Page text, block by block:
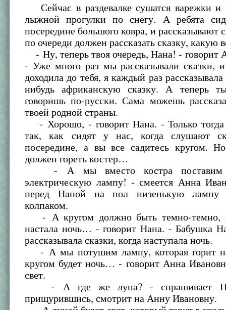
Сейчас в раздевалке сушатся варежки и
лыжной прогулки по снегу. А ребята
посередине большого ковра, и рассказывают
по очереди должен рассказать сказку, какую
- Ну, теперь твоя очередь, Нана! - говорит
- Уже много раз мы рассказывали сказки, и
доходила до тебя, я каждый раз
нибудь африканскую сказку. А теперь
говоришь по-русски. Сама можешь
твоей родной страны.
- Хорошо, - говорит Нана. - Только тогда
так, как сидят у нас, когда слушают
посередине, а вы все садитесь кругом.
должен гореть костер…
- А мы вместо костра поставим
электрическую лампу! - смеется Анна
перед Наной на пол низенькую лампу
колпаком.
- А кругом должно быть темно-темно,
настала ночь… - говорит Нана. - Бабушка
рассказывала сказки, когда наступала ночь.
- А мы потушим лампу, которая горит
кругом будет ночь… - говорит Анна
свет.
- А где же луна? - спрашивает
прищурившись, смотрит на Анну Ивановну.